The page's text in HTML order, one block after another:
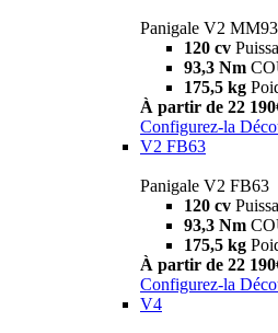
Panigale V2 MM93
120 cv
93,3 Nm
175,5 kg
À partir de 22
Configurez-la
V2 FB63
Panigale V2 FB63
120 cv
93,3 Nm
175,5 kg
À partir de 22
Configurez-la
V4